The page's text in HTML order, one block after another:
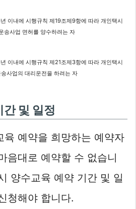
이내에 시행규칙 제19조제9항에 따라 개인택시
송사업 면허를 양수하려는 자
이내에 시행규칙 제21조제3항에 따라 개인택시
송사업의 대리운전을 하려는 자
및 일정
육 예약을 희망하는 예약자
음대로 예약할 수 없습니
양수교육 예약 기간 및 일
청해야 합니다.